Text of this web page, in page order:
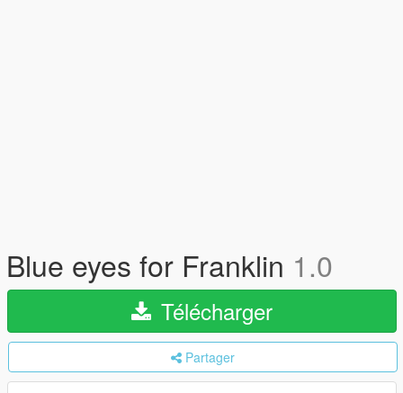
Blue eyes for Franklin 1.0
Télécharger
Partager